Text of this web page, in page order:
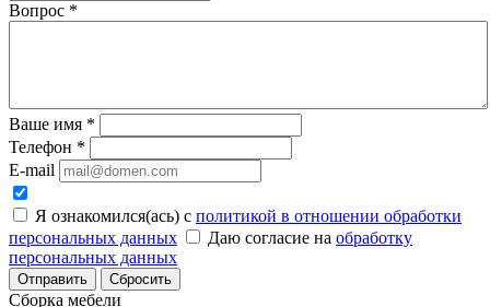
Вопрос *
Ваше имя *
Телефон *
E-mail
Я ознакомился(ась) с политикой в отношении обработки
персональных данных
Даю согласие на обработку
персональных данных
Сбросить
Сборка мебели